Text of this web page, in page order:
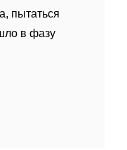
пытаться
в фазу